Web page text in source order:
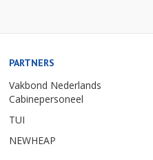
PARTNERS
Vakbond Nederlands
Cabinepersoneel
TUI
NEWHEAP